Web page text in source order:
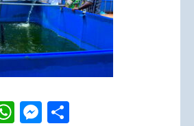
WhatsApp
Messenger